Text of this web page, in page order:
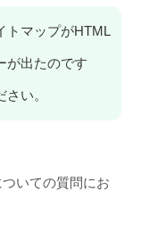
トマップがHTML
が出たのです
い。
いての質問にお